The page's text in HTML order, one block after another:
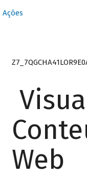
Ações
Web